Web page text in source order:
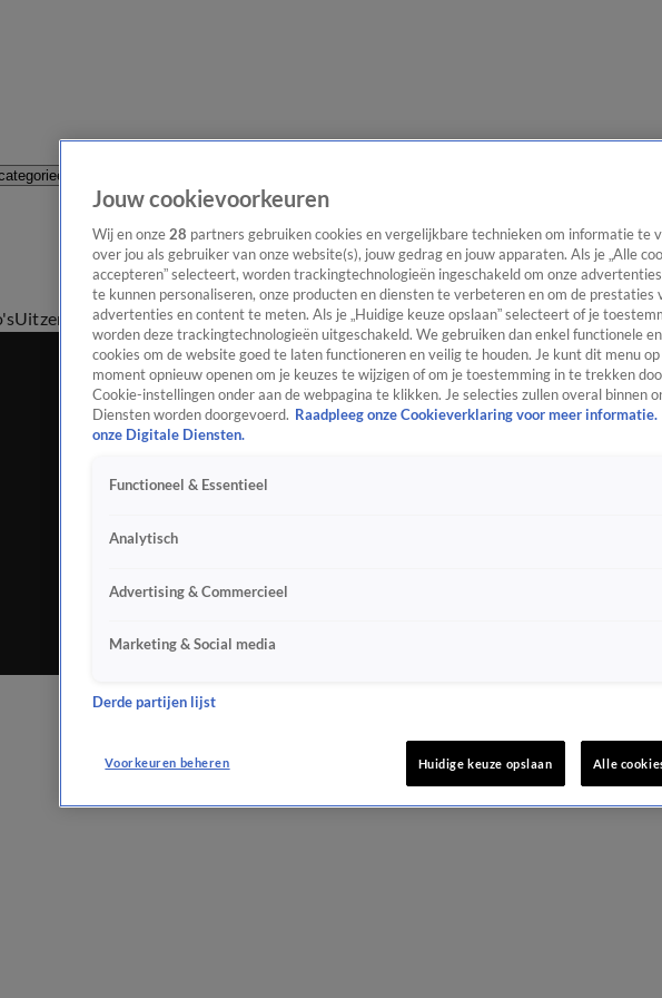
UitzendingenPodcastPanelContact
Jouw cookievoorkeuren
Wij en onze 28 partners gebruiken cookies en vergelijkbare technieken om informatie te
over jou als gebruiker van onze website(s), jouw gedrag en jouw apparaten. Als je „Alle
accepteren” selecteert, worden trackingtechnologieën ingeschakeld om onze
te kunnen personaliseren, onze producten en diensten te verbeteren en om de prestaties
advertenties en content te meten. Als je „Huidige keuze opslaan” selecteert of je
worden deze trackingtechnologieën uitgeschakeld. We gebruiken dan enkel functionele
cookies om de website goed te laten functioneren en veilig te houden. Je kunt dit menu
moment opnieuw openen om je keuzes te wijzigen of om je toestemming in te trekken
Cookie-instellingen onder aan de webpagina te klikken. Je selecties zullen overal binnen
Diensten worden doorgevoerd. Raadpleeg onze Cookieverklaring voor meer informatie.
onze Digitale Diensten.
Functioneel & Essentieel
Analytisch
Advertising & Commercieel
Marketing & Social media
Derde partijen lijst
Voorkeuren beheren Huidige keuze opslaan Alle